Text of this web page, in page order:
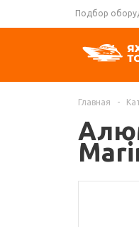
Подбор
Главная -